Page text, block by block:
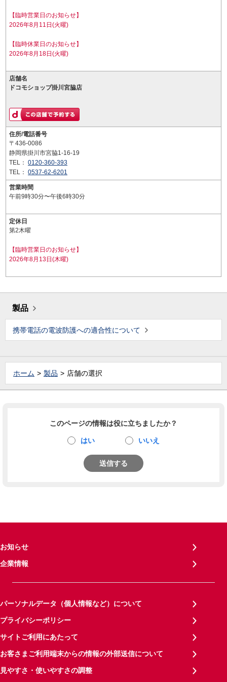
【臨時営業日のお知らせ】
2026年8月11日(火曜)
【臨時休業日のお知らせ】
2026年8月18日(火曜)
店舗名
ドコモショップ掛川宮脇店
住所/電話番号
〒436-0086
静岡県掛川市宮脇1-16-19
TEL： 0120-360-393
TEL： 0537-62-6201
営業時間
午前9時30分〜午後6時30分
定休日
第2木曜
【臨時営業日のお知らせ】
2026年8月13日(木曜)
製品
携帯電話の電波防護への適合性について
ホーム 製品 店舗の選択
このページの情報は役に立ちましたか？
はい いいえ
送信する
お知らせ
企業情報
パーソナルデータ（個人情報など）について
プライバシーポリシー
サイトご利用にあたって
お客さまご利用端末からの情報の外部送信について
見やすさ・使いやすさの調整